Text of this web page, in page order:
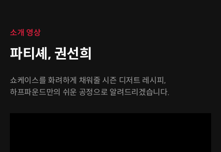
소개 영상
파티셰, 권선희
쇼케이스를 화려하게 채워줄 시즌 디저트 레시피,
하프파운드만의 쉬운 공정으로 알려드리겠습니다.